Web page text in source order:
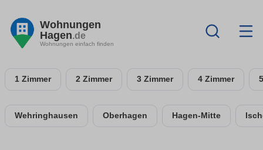
Wohnungen
Hagen.de
Wohnungen einfach finden
1 Zimmer 2 Zimmer 3 Zimmer 4 Zimmer
Wehringhausen Oberhagen Hagen-Mitte